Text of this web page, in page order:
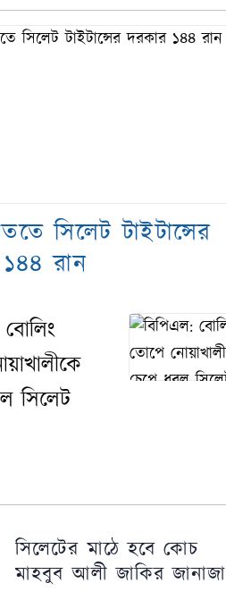
সিলেট টাইটান্সের
রান
সিলেট
সিলেটের মাঠে হবে কোচ
মাহবুব আলী জাকির জানাজা